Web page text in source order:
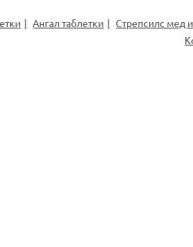
Ангал таблетки Стрепсилс мед